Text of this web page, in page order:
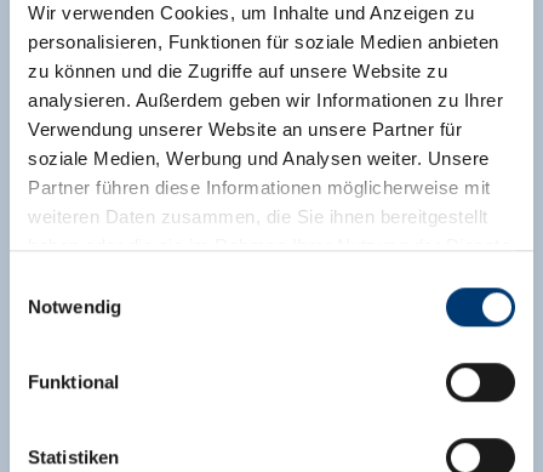
Wir verwenden Cookies, um Inhalte und Anzeigen zu
personalisieren, Funktionen für soziale Medien anbieten
zu können und die Zugriffe auf unsere Website zu
analysieren. Außerdem geben wir Informationen zu Ihrer
Verwendung unserer Website an unsere Partner für
soziale Medien, Werbung und Analysen weiter. Unsere
Partner führen diese Informationen möglicherweise mit
weiteren Daten zusammen, die Sie ihnen bereitgestellt
haben oder die sie im Rahmen Ihrer Nutzung der Dienste
Rohr 23// A-6280 Zell am Ziller
www.zillertalarena.com
Notwendig
Funktional
Statistiken